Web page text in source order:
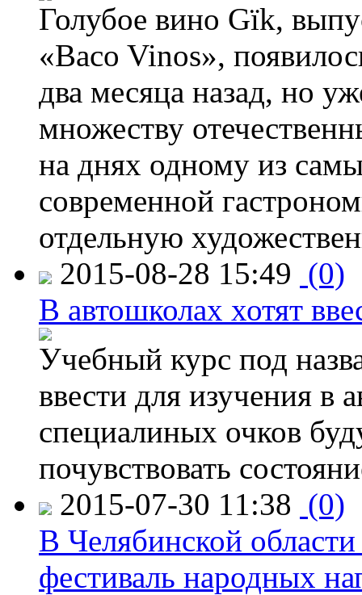
Голубое вино Gïk,
«Baco Vinos»,
два месяца назад, но
множеству
на днях одному из
современной
отдельную
2015-08-28 15:49 (0)
В автошколах хотят
Учебный курс под
ввести для изучения
специалиных очков
почувствовать
2015-07-30 11:38 (0)
В Челябинской
фестиваль народных